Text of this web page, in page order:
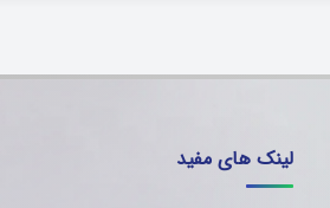
لینک های مفید